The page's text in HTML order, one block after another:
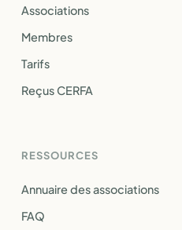
Associations
Membres
Tarifs
Reçus CERFA
RESSOURCES
Annuaire des associations
FAQ